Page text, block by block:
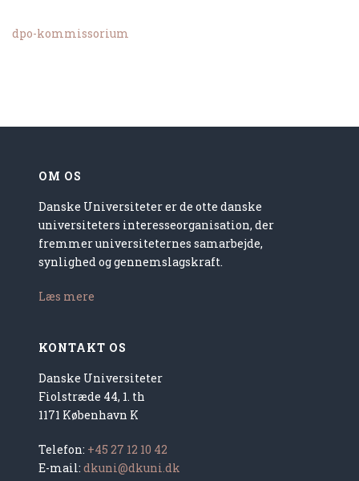
dpo-kommissorium
OM OS
Danske Universiteter er de otte danske
universiteters interesseorganisation, der
fremmer universiteternes samarbejde,
synlighed og gennemslagskraft.
Læs mere
KONTAKT OS
Danske Universiteter
Fiolstræde 44, 1. th
1171 København K
Telefon: +45 27 12 10 42
E-mail:dkuni@dkuni.dk